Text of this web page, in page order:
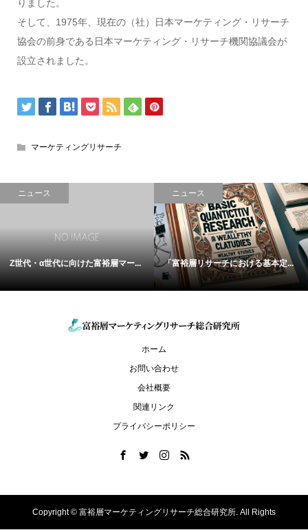
りました。
そして、1975年、現在の（社）日本マーケティング・リサーチ
協会の前身である日本マーケティング・リサーチ機関協議会が
設立されました。
マーケティングリサーチ
ニュース
Z世代・α世代に向けた富裕層マー...
ニュース
「富裕層リサーチにおける基本定...
ホーム
お問い合わせ
会社概要
関連リンク
プライバシーポリシー
Copyright © 富裕層マーケティングリサーチ総合研究所. All Rights